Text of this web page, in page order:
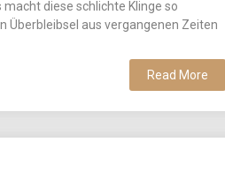
diese schlichte Klinge so
Überbleibsel aus vergangenen Zeiten
Read More